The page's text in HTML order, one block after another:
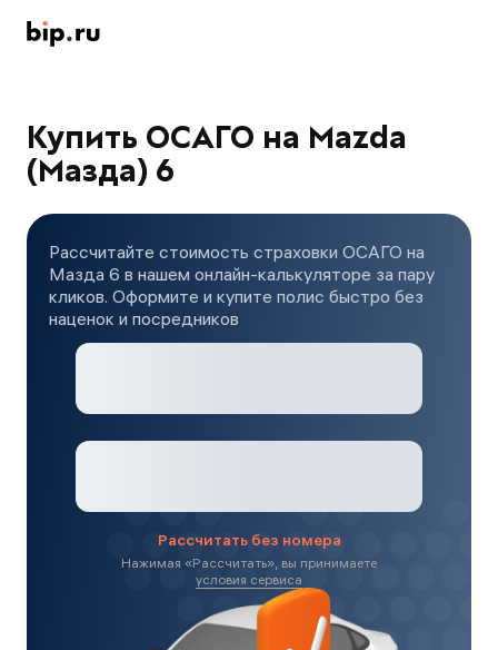
Купить ОСАГО на Mazda
(Мазда) 6
Рассчитайте стоимость страховки ОСАГО на
Мазда 6 в нашем онлайн-калькуляторе за пару
кликов. Оформите и купите полис быстро без
наценок и посредников
Рассчитать без номера
Нажимая «Рассчитать», вы принимаете
условия сервиса